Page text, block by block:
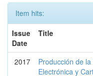
Item hits:
Issue
Date
Title
2017
Producción de
Electrónica y